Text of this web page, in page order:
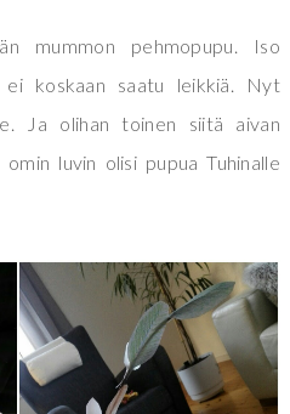
mummon pehmopupu. Iso
ei koskaan saatu leikkiä. Nyt
Ja olihan toinen siitä aivan
luvin olisi pupua Tuhinalle